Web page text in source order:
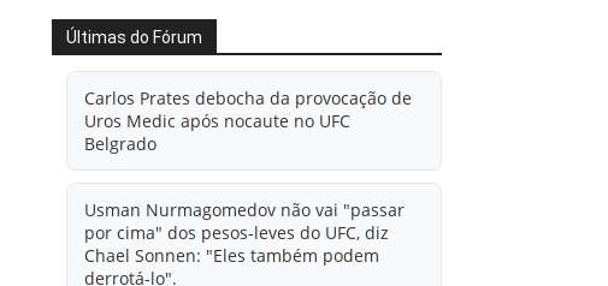
Últimas do Fórum
Carlos Prates debocha da provocação de
Uros Medic após nocaute no UFC
Belgrado
Usman Nurmagomedov não vai "passar
por cima" dos pesos-leves do UFC, diz
Chael Sonnen: "Eles também podem
derrotá-lo".